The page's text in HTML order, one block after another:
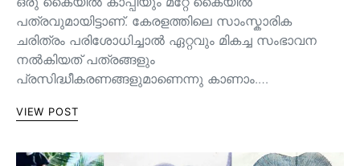
പത്രവുമായിട്ടാണ്. കേരളത്തിലെ സാംസ്കാരിക
ചരിത്രം പരിശോധിച്ചാല്‍ ഏറ്റവും മികച്ച സംഭാവന
നല്‍കിയത് പത്രങ്ങളും
പ്രസിദ്ധീകരണങ്ങളുമാണെന്നു കാണാം.…
VIEW POST